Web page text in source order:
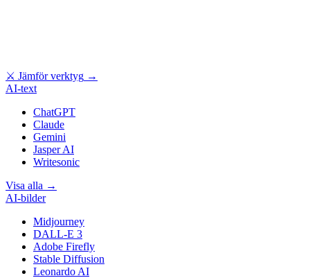
⚔ Jämför verktyg →
AI-text
ChatGPT
Claude
Gemini
Jasper AI
Writesonic
Visa alla →
AI-bilder
Midjourney
DALL-E 3
Adobe Firefly
Stable Diffusion
Leonardo AI